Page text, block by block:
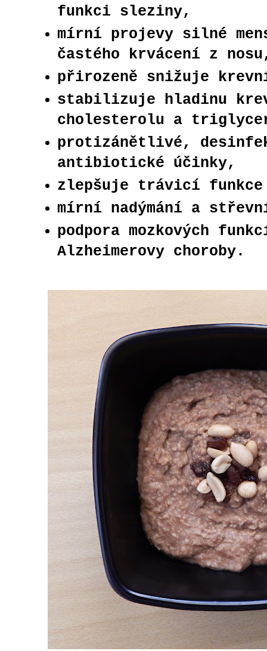
funkci sleziny,
mírní projevy silné
častého krvácení z
přirozeně snižuje
stabilizuje hladinu
cholesterolu a
protizánětlivé,
antibiotické účinky,
zlepšuje trávicí funkce
mírní nadýmání a
podpora mozkových
Alzheimerovy choroby.